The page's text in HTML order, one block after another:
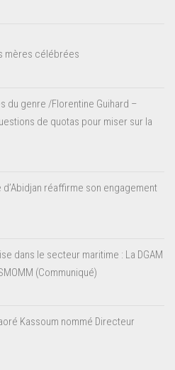
mères célébrées
du genre /Florentine Guihard –
de quotas pour miser sur la
d’Abidjan réaffirme son engagement
dans le secteur maritime : La DGAM
(Communiqué)
Kassoum nommé Directeur